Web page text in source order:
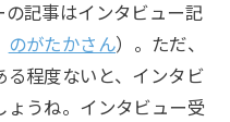
記事はインタビュー記
のがたかさん）。ただ、
る程度ないと、インタビ
ょうね。インタビュー受